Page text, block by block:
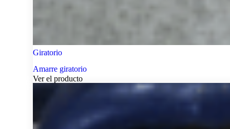
Giratorio
Amarre giratorio
Ver el producto